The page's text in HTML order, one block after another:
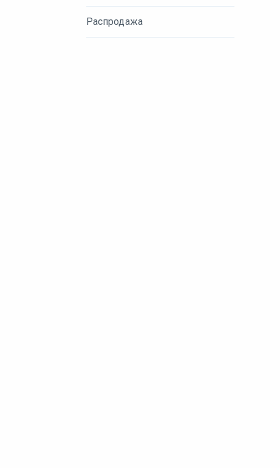
Распродажа